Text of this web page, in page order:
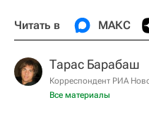
Читать в МАКС
Тарас Барабаш
Корреспондент РИА
Все материалы